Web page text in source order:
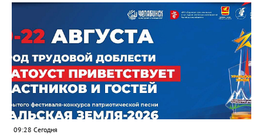
отметили и недочёты. «Например, управляющие компании
несвоевременно приняли меры для предотвращения
“перемерзания” общей домовой тепловой сети
многоквартирного дома, отсутствовало взаимодействие с
ресурсоснабжающей организацией, ЕДДС и иными службами»,
— сообщила начальник Главного управления ГЖИ Ирина
Настенко. В следующий раз, рекомендовали в
Госжилинспекции, службы должны действовать слаженно. И
оперативно делиться информацией со всеми
заинтересованными – от поставщика тепла до конечных
потребителей.
09:28 Сегодня